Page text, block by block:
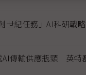
世紀任務」AI科研戰
AI傳輸供應瓶頸 英特